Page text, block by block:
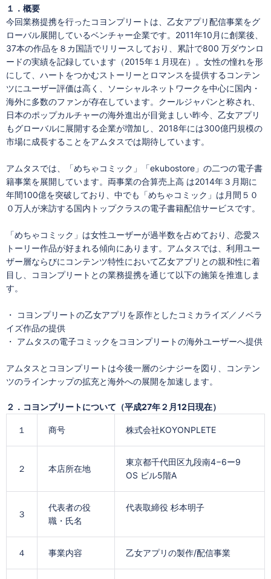
１．概要
今回業務提携を行ったコヨンプリートは、乙女アプリ配信事業をグ
ローバル展開しているベンチャー企業です。2011年10月に創業後、
37本の作品を８カ国語でリリースしており、累計で800 万ダウンロ
ードの実績を記録しています（2015年１月現在）。女性の憧れを形
にして、ハートをつかむストーリーとロマンスを提供するコンテン
ツにユーザー評価は高く、ソーシャルネットワークを中心に国内・
海外に多数のファンが存在しています。クールジャパンと称され、
日本のポップカルチャーの海外進出が目覚ましい昨今、乙女アプリ
もグローバルに展開する企業が増加し、2018年には300億円規模の
市場に成長することをアムタスでは期待しています。
アムタスでは、「めちゃコミック」「ekubostore」の二つの電子書
籍事業を展開しています。両事業の合算売上高 は2014年３月期に
年間100億を突破しており、中でも「めちゃコミック」は月間５０
０万人が来訪する国内トップクラスの電子書籍配信サービスです。
「めちゃコミック」は女性ユーザーが過半数を占めており、恋愛ス
トーリー作品が好まれる傾向にあります。アムタスでは、利用ユー
ザー層ならびにコンテンツ特性において乙女アプリとの親和性に着
目し、コヨンプリートとの業務提携を通じて以下の施策を推進しま
す。
・ コヨンプリートの乙女アプリを原作としたコミカライズ／ノベラ
イズ作品の提供
・ アムタスの電子コミックをコヨンプリートの海外ユーザーへ提供
アムタスとコヨンプリートは今後一層のシナジーを図り、コンテン
ツのラインナップの拡充と海外への展開を加速します。
２．コヨンプリートについて（平成27年２月12日現在）
１ 商号 株式会社KOYONPLETE
２ 本店所在地
東京都千代田区九段南4−6ー9
OS ビル5階A
３
代表者の役
職・氏名
代表取締役 杉本明子
４ 事業内容 乙女アプリの製作/配信事業